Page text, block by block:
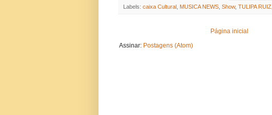
Labels: caixa Cultural MUSICA NEWS Show, TULIPA RUIZ
Página inicial
Assinar: Postagens (Atom)